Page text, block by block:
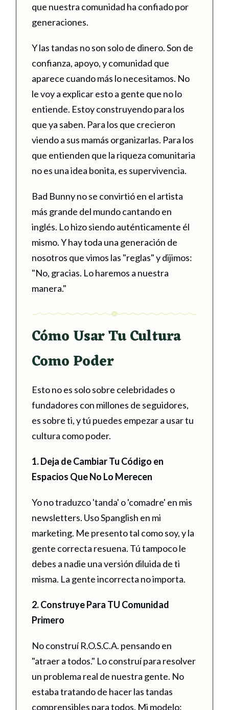
que nuestra comunidad ha confiado por
generaciones.
Y las tandas no son solo de dinero. Son de
confianza, apoyo, y comunidad que
aparece cuando más lo necesitamos. No
le voy a explicar esto a gente que no lo
entiende. Estoy construyendo para los
que ya saben. Para los que crecieron
viendo a sus mamás organizarlas. Para los
que entienden que la riqueza comunitaria
no es una idea bonita, es supervivencia.
Bad Bunny no se convirtió en el artista
más grande del mundo cantando en
inglés. Lo hizo siendo auténticamente él
mismo. Y hay toda una generación de
nosotros que vimos las "reglas" y dijimos:
"No, gracias. Lo haremos a nuestra
manera."
Cómo Usar Tu Cultura
Como Poder
Esto no es solo sobre celebridades o
fundadores con millones de seguidores,
es sobre ti, y tú puedes empezar a usar tu
cultura como poder.
1. Deja de Cambiar Tu Código en
Espacios Que No Lo Merecen
Yo no traduzco 'tanda' o 'comadre' en mis
newsletters. Uso Spanglish en mi
marketing. Me presento tal como soy, y la
gente correcta resuena. Tú tampoco le
debes a nadie una versión diluida de ti
misma. La gente incorrecta no importa.
2. Construye Para TU Comunidad
Primero
No construí R.O.S.C.A. pensando en
"atraer a todos." Lo construí para resolver
un problema real de nuestra gente. No
estaba tratando de hacer las tandas
comprensibles para todos. Mi modelo: